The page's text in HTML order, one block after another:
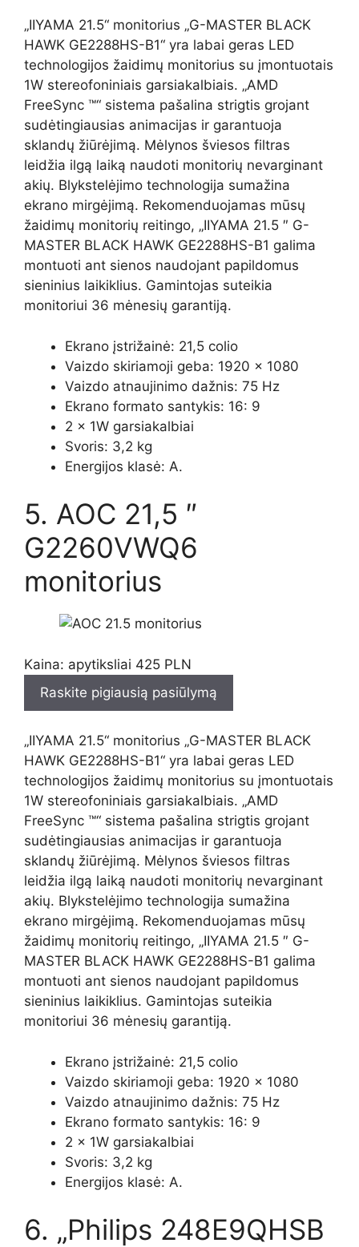
„IIYAMA 21.5“ monitorius „G-MASTER BLACK
HAWK GE2288HS-B1“ yra labai geras LED
technologijos žaidimų monitorius su įmontuotais
1W stereofoniniais garsiakalbiais. „AMD
FreeSync ™“ sistema pašalina strigtis grojant
sudėtingiausias animacijas ir garantuoja
sklandų žiūrėjimą. Mėlynos šviesos filtras
leidžia ilgą laiką naudoti monitorių nevarginant
akių. Blykstelėjimo technologija sumažina
ekrano mirgėjimą. Rekomenduojamas mūsų
žaidimų monitorių reitingo, „IIYAMA 21.5 ″ G-
MASTER BLACK HAWK GE2288HS-B1 galima
montuoti ant sienos naudojant papildomus
sieninius laikiklius. Gamintojas suteikia
monitoriui 36 mėnesių garantiją.
Ekrano įstrižainė: 21,5 colio
Vaizdo skiriamoji geba: 1920 × 1080
Vaizdo atnaujinimo dažnis: 75 Hz
Ekrano formato santykis: 16: 9
2 x 1W garsiakalbiai
Svoris: 3,2 kg
Energijos klasė: A.
5. AOC 21,5 ″
G2260VWQ6
monitorius
Kaina: apytiksliai 425 PLN
Raskite pigiausią pasiūlymą
„IIYAMA 21.5“ monitorius „G-MASTER BLACK
HAWK GE2288HS-B1“ yra labai geras LED
technologijos žaidimų monitorius su įmontuotais
1W stereofoniniais garsiakalbiais. „AMD
FreeSync ™“ sistema pašalina strigtis grojant
sudėtingiausias animacijas ir garantuoja
sklandų žiūrėjimą. Mėlynos šviesos filtras
leidžia ilgą laiką naudoti monitorių nevarginant
akių. Blykstelėjimo technologija sumažina
ekrano mirgėjimą. Rekomenduojamas mūsų
žaidimų monitorių reitingo, „IIYAMA 21.5 ″ G-
MASTER BLACK HAWK GE2288HS-B1 galima
montuoti ant sienos naudojant papildomus
sieninius laikiklius. Gamintojas suteikia
monitoriui 36 mėnesių garantiją.
Ekrano įstrižainė: 21,5 colio
Vaizdo skiriamoji geba: 1920 × 1080
Vaizdo atnaujinimo dažnis: 75 Hz
Ekrano formato santykis: 16: 9
2 x 1W garsiakalbiai
Svoris: 3,2 kg
Energijos klasė: A.
6. „Philips 248E9QHSB